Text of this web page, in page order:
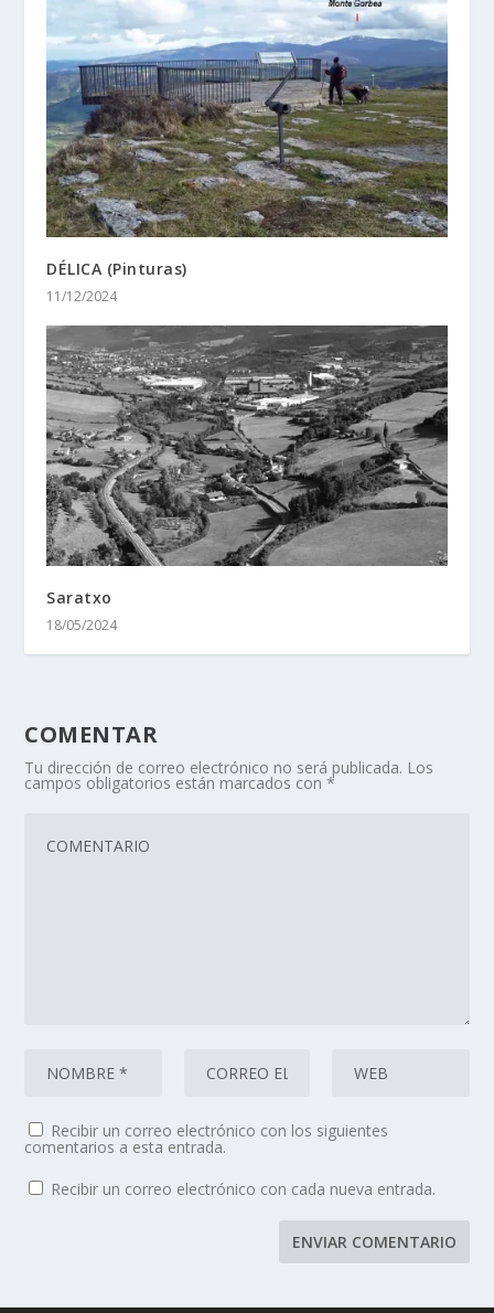
DÉLICA (Pinturas)
11/12/2024
Saratxo
18/05/2024
COMENTAR
Tu dirección de correo electrónico no será publicada. Los
campos obligatorios están marcados con*
Recibir un correo electrónico con los siguientes
comentarios a esta entrada.
Recibir un correo electrónico con cada nueva entrada.